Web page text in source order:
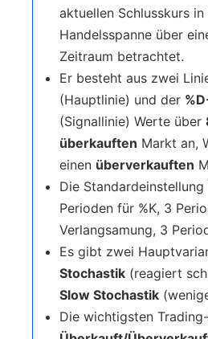
aktuellen Schlusskurs
Handelsspanne über
Zeitraum betrachtet.
Er besteht aus zwei
(Hauptlinie) und der
(Signallinie) Werte über
überkauften Markt an,
einen überverkauften
Die Standardeinstellung
Perioden für %K, 3
Verlangsamung, 3
Es gibt zwei
Stochastik (reagiert
Slow Stochastik
Die wichtigsten